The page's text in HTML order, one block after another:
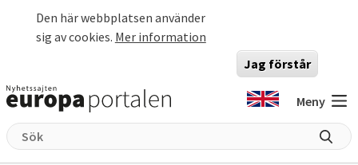
Den här webbplatsen använder
sig av cookies. Mer information
Jag förstår
Meny